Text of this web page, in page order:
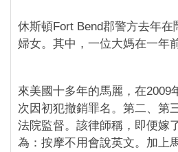
休斯頓Fort Bend郡警方去年
婦女。其中，一位大媽在一年
來美國十多年的馬麗，在2009
次因初犯撤銷罪名。第二、第
法院監督。該律師稱，即便嫁
為：按摩不用會說英文。加上